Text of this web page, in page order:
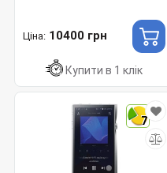
Ціна: 10400 грн
Купити в 1 клік
7